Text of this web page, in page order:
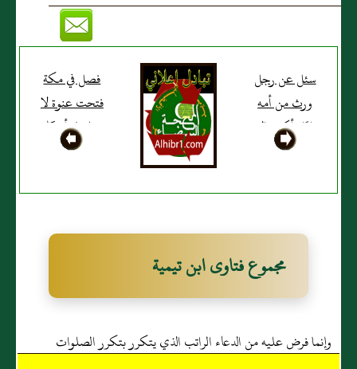
سئل عن رجل
ورث من أمه
دارًا وأكره والده
على بيعها
فصل في مكة
فتحت عنوة لا
صلحا وأحكام
ذلك
مجموع فتاوى ابن تيمية
وإنما فرض عليه من الدعاء الراتب الذي يتكرر بتكرر الصلوات